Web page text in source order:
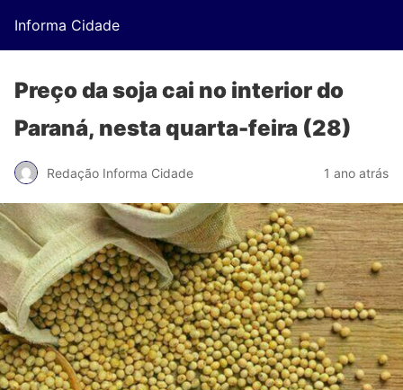
Informa Cidade
Preço da soja cai no interior do
Paraná, nesta quarta-feira (28)
Redação Informa Cidade 1 ano atrás